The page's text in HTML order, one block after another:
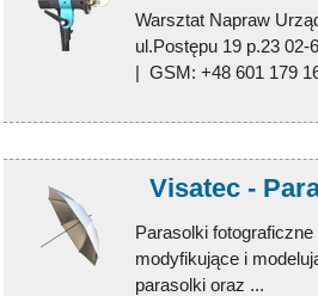
Warsztat Napraw
ul.Postępu 19 p.23
| GSM: +48 601 179
Visatec -
Parasolki
modyfikujące i
parasolki oraz ...